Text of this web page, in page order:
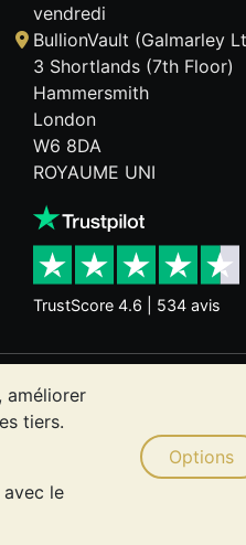
améliorer
tiers.
le
Options
vendredi
BullionVault (Galmarley
3 Shortlands (7th Floor)
Hammersmith
London
W6 8DA
ROYAUME UNI
TrustScore 4.6 | 534 avis
ne constitue un
de métaux